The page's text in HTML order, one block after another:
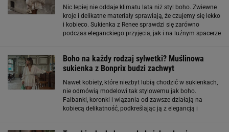
Nic lepiej nie oddaje klimatu lata niż styl boho. Zwiewne
kroje i delikatne materiały sprawiają, że czujemy się lekko
i kobieco. Sukienka z Renee sprawdzi się zarówno
podczas eleganckiego przyjęcia, jak i na luźnym spacerze
Boho na każdy rodzaj sylwetki? Muślinowa
sukienka z Bonprix budzi zachwyt
Nawet kobiety, które niezbyt lubią chodzić w sukienkach,
nie odmówią modelowi tak stylowemu jak boho.
Falbanki, koronki i wiązania od zawsze działają na
kobiecą delikatność, podkreślając ją z elegancją i